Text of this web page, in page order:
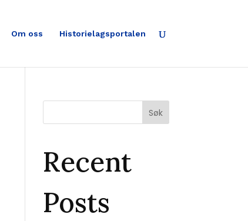
Om oss Historielagsportalen
Søk
Recent
Posts